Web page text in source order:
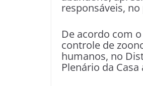
responsáveis,
De acordo com
controle de
humanos, no
Plenário da